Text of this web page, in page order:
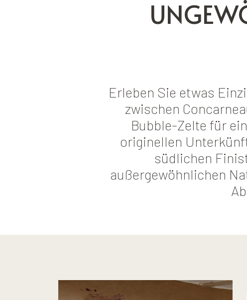
Erleben Sie etwas
zwischen
Bubble-Zelte für
originellen
südlichen
außergewöhnlichen